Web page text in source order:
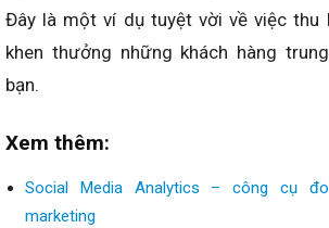
Đây là một ví dụ tuyệt vời về việc thu
khen thưởng những khách hàng
bạn.
Xem thêm:
Social Media Analytics – công cụ
marketing